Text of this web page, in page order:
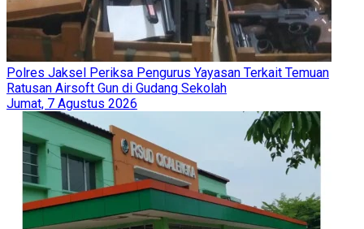
Polres Jaksel Periksa Pengurus Yayasan Terkait Temuan
Ratusan Airsoft Gun di Gudang Sekolah
Jumat, 7 Agustus 2026